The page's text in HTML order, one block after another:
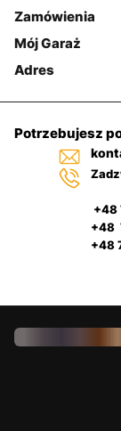
Zamówienia
Mój Garaż
Adres
Potrzebujesz
+48
+48
+48